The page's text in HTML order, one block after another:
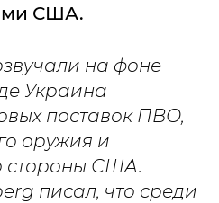
США.
на фоне
Украина
поставок ПВО,
оружия и
стороны США.
писал, что среди